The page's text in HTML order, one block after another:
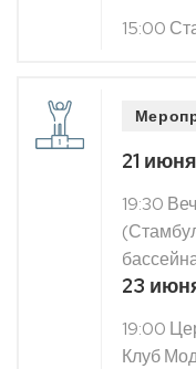
15:00
21
19:30
23
19:00
Клуб